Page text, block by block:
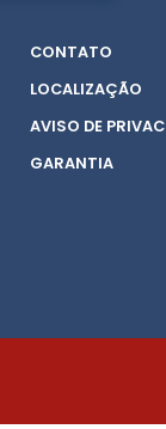
CONTATO
LOCALIZAÇÃO
AVISO DE
GARANTIA